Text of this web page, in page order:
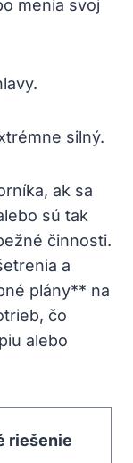
menia svoj
silný.
ak sa
sú tak
činnosti.
a
plány** na
čo
alebo
riešenie